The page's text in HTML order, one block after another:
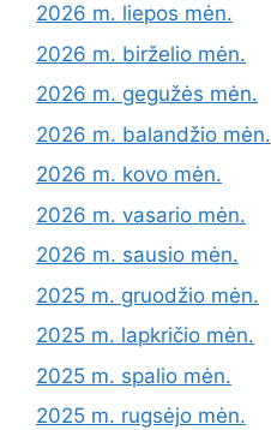
2026 m. liepos mėn.
2026 m. birželio mėn.
2026 m. gegužės mėn.
2026 m. balandžio mėn.
2026 m. kovo mėn.
2026 m. vasario mėn.
2026 m. sausio mėn.
2025 m. gruodžio mėn.
2025 m. lapkričio mėn.
2025 m. spalio mėn.
2025 m. rugsėjo mėn.